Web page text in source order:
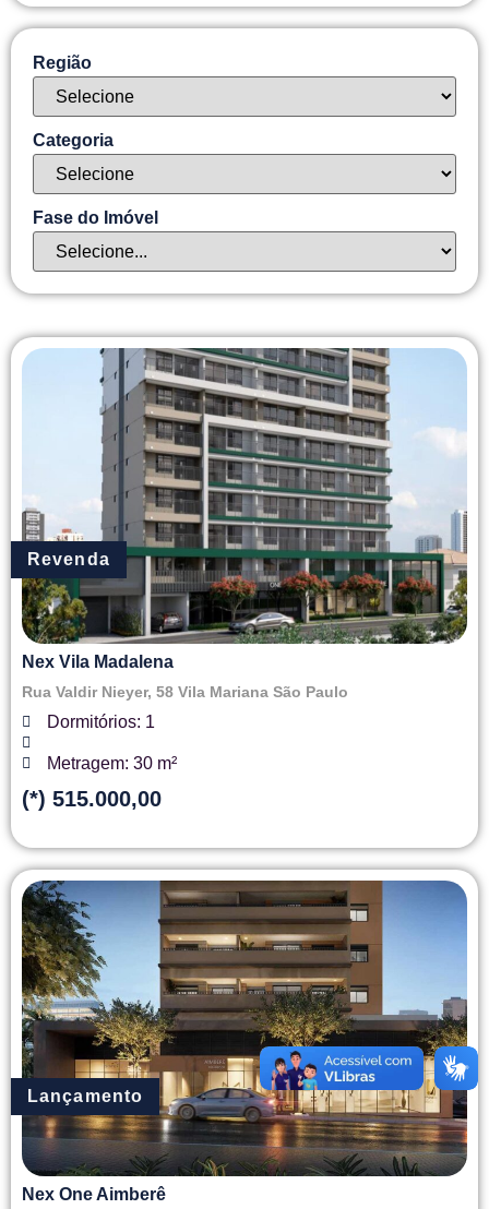
Região
Categoria
Fase do Imóvel
Nex Vila Madalena
Rua Valdir Nieyer, 58 Vila Mariana São Paulo
Dormitórios: 1
Metragem: 30 m²
(*) 515.000,00
Revenda
Nex One Aimberê
Lançamento